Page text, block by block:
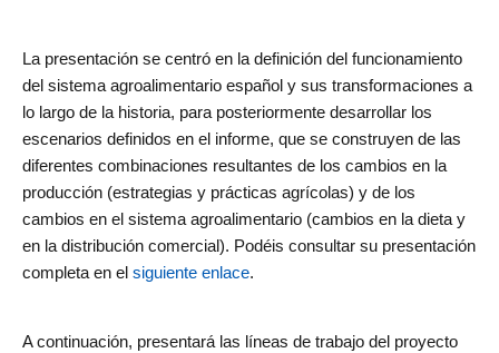
La presentación se centró en la definición del funcionamiento
del sistema agroalimentario español y sus transformaciones a
lo largo de la historia, para posteriormente desarrollar los
escenarios definidos en el informe, que se construyen de las
diferentes combinaciones resultantes de los cambios en la
producción (estrategias y prácticas agrícolas) y de los
cambios en el sistema agroalimentario (cambios en la dieta y
en la distribución comercial). Podéis consultar su presentación
completa en el siguiente enlace.
A continuación, presentará las líneas de trabajo del proyecto